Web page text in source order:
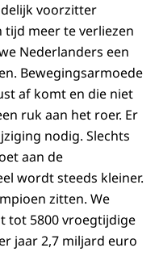
voorzitter
tijd meer te verliezen
Nederlanders een
Bewegingsarmoede
af komt en die niet
ruk aan het roer. Er
nodig. Slechts
aan de
wordt steeds kleiner.
zitten. We
tot 5800 vroegtijdige
jaar 2,7 miljard euro